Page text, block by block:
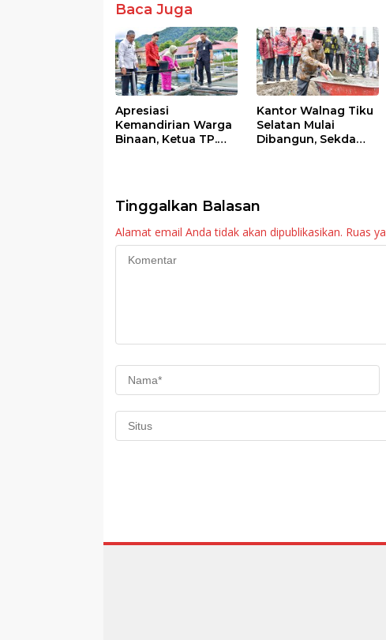
k
Baca Juga
Apresiasi
Kemandirian Warga
Binaan, Ketua TP.
Maninjau
Kantor Walnag Tiku
Selatan Mulai
Dibangun, Sekda
Tinggalkan Balasan
Alamat email Anda tidak akan dipublikasikan. Ruas